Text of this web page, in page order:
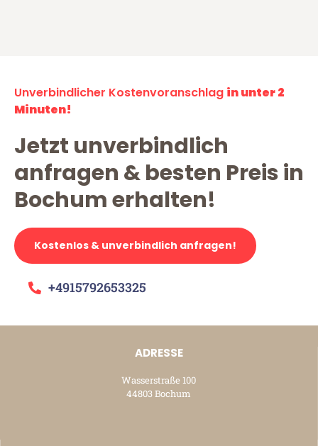
Unverbindlicher Kostenvoranschlag in unter 2
Minuten!
Jetzt unverbindlich
anfragen & besten Preis in
Bochum erhalten!
Kostenlos & unverbindlich anfragen!
+4915792653325
ADRESSE
Wasserstraße 100
44803 Bochum